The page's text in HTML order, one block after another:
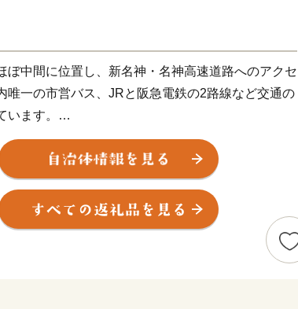
ぼ中間に位置し、新名神・名神高速道路へのアクセ
唯一の市営バス、JRと阪急電鉄の2路線など交通の
います。
備えながらも、豊かな自然に囲まれ、四季の移ろい
ことができます。
下町の面影が残る街並みなどに加え、2024年に将
「関西将棋会館」が完成し、歴史と文化が大切に受
す。
歴史文化が調和した、暮らしやすく魅力あふれるま